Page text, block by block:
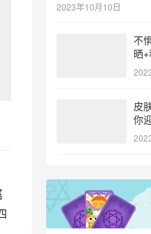
2023年10月10日
不
晒
忙
皮
你